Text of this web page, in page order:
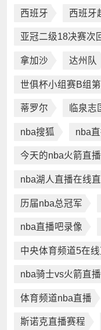
西班牙 西班牙
亚冠二级18决赛次
拿加沙 达州队
世俱杯小组赛B组
蒂罗尔 临泉志
nba搜狐 nba
今天的nba火箭直
nba湖人直播在线
历届nba总冠军
nba直播吧录像
中央体育频道5在
nba骑士vs火箭直播
体育频道nba直播
斯诺克直播赛程